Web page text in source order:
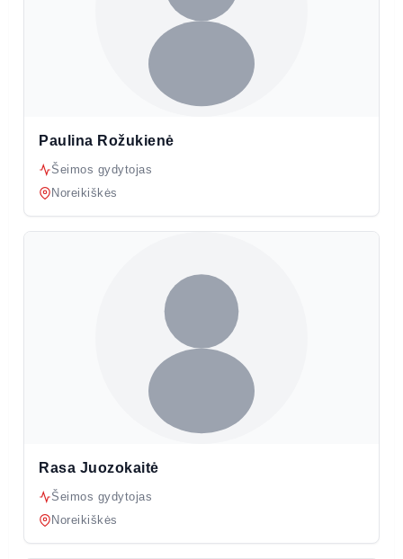
Paulina Rožukienė
Šeimos gydytojas
Noreikiškės
Rasa Juozokaitė
Šeimos gydytojas
Noreikiškės